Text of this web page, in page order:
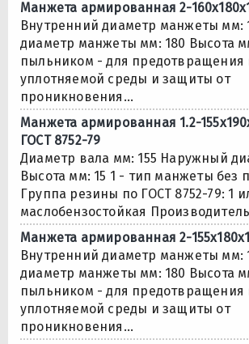
Манжета армированная 2-
Внутренний диаметр манжеты мм:
диаметр манжеты мм: 180 Высота
пыльником - для предотвращения
уплотняемой среды и защиты от
проникновения...
Манжета армированная 1.2-
ГОСТ 8752-79
Диаметр вала мм: 155 Наружный
Высота мм: 15 1 - тип манжеты без
Группа резины по ГОСТ 8752-79: 1
маслобензостойкая
Манжета армированная 2-
Внутренний диаметр манжеты мм:
диаметр манжеты мм: 180 Высота
пыльником - для предотвращения
уплотняемой среды и защиты от
проникновения...